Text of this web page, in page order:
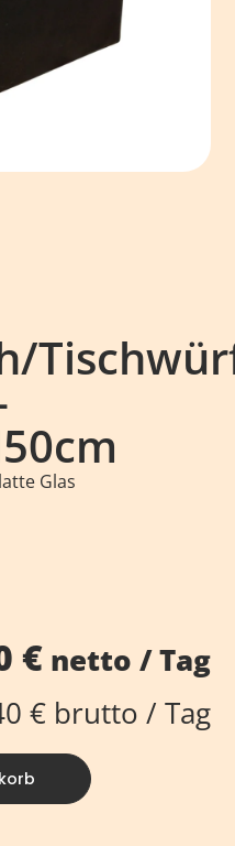
Glas
€netto / Tag
€brutto / Tag